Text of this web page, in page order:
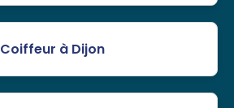
Coiffeur à Dijon